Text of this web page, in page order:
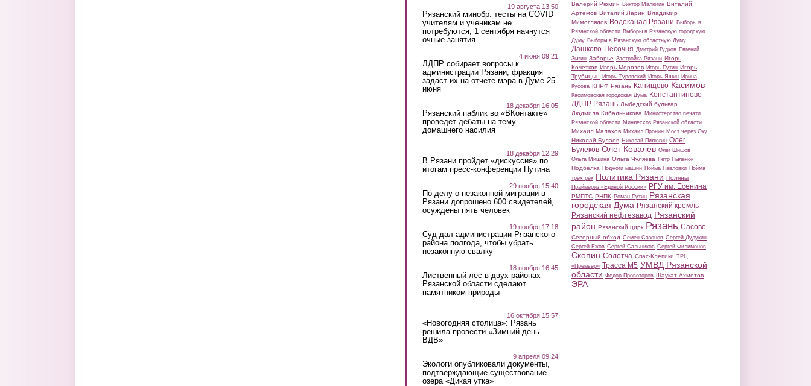
19 августа 13:50
Рязанский минобр: тесты на COVID
учителям и ученикам не
потребуются, 1 сентября начнутся
очные занятия
4 июня 09:21
ЛДПР собирает вопросы к
администрации Рязани, фракция
задаст их на отчете мэра в Думе 25
июня
18 декабря 16:05
Рязанский паблик во «ВКонтакте»
проведет дебаты на тему
домашнего насилия
18 декабря 12:29
В Рязани пройдет «дискуссия» по
итогам пресс-конференции Путина
29 ноября 15:40
По делу о незаконной миграции в
Рязани допрошено 600 свидетелей,
осуждены пять человек
19 ноября 17:18
Суд дал администрации Рязанского
района полгода, чтобы убрать
незаконную свалку
18 ноября 16:45
Лиственный лес в двух районах
Рязанской области сделают
памятником природы
16 октября 15:57
«Новогодняя столица»: Рязань
решила провести «Зимний день
ВДВ»
9 апреля 09:24
Экологи опубликовали документы,
подтверждающие существование
озера «Дикая утка»
Валерий Рюмин Виктор Малюгин Виталий
Артемов Виталий Ларин Владимир
Мимоглядов Водоканал Рязани Выборы в
Рязанской области Выборы в Рязанскую городскую
Думу Выборы в Рязанскую областную Думу
Дашково-Песочня Дмитрий Гудков Евгений
Зызин Заборье Застройка Рязани Игорь
Кочетков Игорь Морозов Игорь Путин Игорь
Трубицын Игорь Туровский Игорь Яшин Ирина
Кусова КПРФ Рязань Канищево Касимов
Касимовская городская Дума Константиново
ЛДПР Рязань Лыбедский бульвар
Людмила Кибальникова Министерство печати
Рязанской области Минлесхоз Рязанской области
Михаил Малахов Михаил Пронин Мост через Оку
Николай Булаев Николай Пилюгин Олег
Булеков Олег Ковалев Олег Шишов
Ольга Мишина Ольга Чуляева Петр Пыленок
Подбелка Поджоги машин Пойма Павловки Пойма
трех рек Политика Рязани Поляны
Праймериз «Единой России» РГУ им. Есенина
РМПТС РНПК Роман Путин Рязанская
городская Дума Рязанский кремль
Рязанский нефтезавод Рязанский
район Рязанский цирк Рязань Сасово
Северный обход Семен Сазонов Сергей Дудукин
Сергей Ежов Сергей Сальников Сергей Филимонов
Скопин Солотча Спас-Клепики ТРЦ
«Премьер» Трасса М5 УМВД Рязанской
области Федор Провоторов Шаукат Ахметов
ЭРА